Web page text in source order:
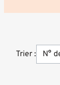
Trier :